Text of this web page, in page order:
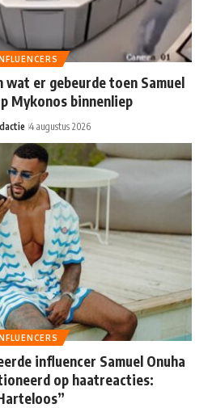
wat er gebeurde toen Samuel
Mykonos binnenliep
4 augustus 2026
influencer Samuel Onuha
op haatreacties: